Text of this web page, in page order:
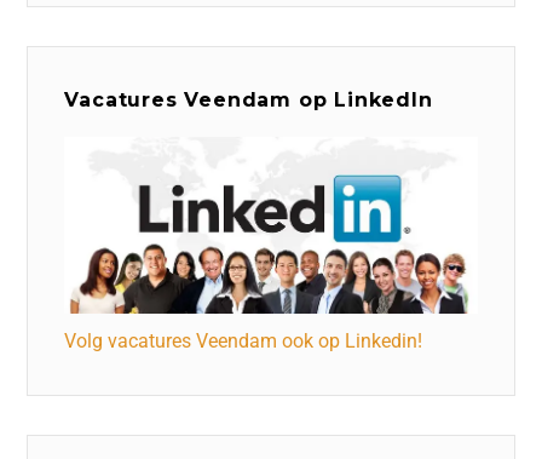
Vacatures Veendam op LinkedIn
Volg vacatures Veendam ook op Linkedin!